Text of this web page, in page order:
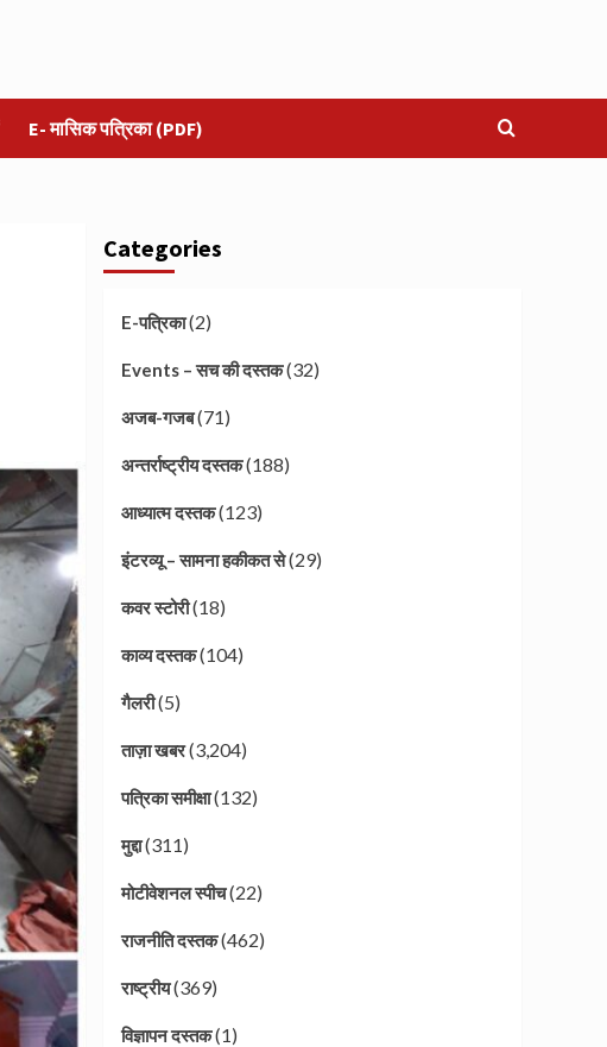
E- मासिक पत्रिका (PDF)
Categories
E-पत्रिका(2)
Events – सच की दस्तक(32)
अजब-गजब(71)
अन्तर्राष्ट्रीय दस्तक(188)
आध्यात्म दस्तक(123)
इंटरव्यू – सामना हकीकत से(29)
कवर स्टोरी(18)
काव्य दस्तक(104)
गैलरी(5)
ताज़ा खबर(3,204)
पत्रिका समीक्षा(132)
मुद्दा(311)
मोटीवेशनल स्पीच(22)
राजनीति दस्तक(462)
राष्ट्रीय(369)
विज्ञापन दस्तक(1)